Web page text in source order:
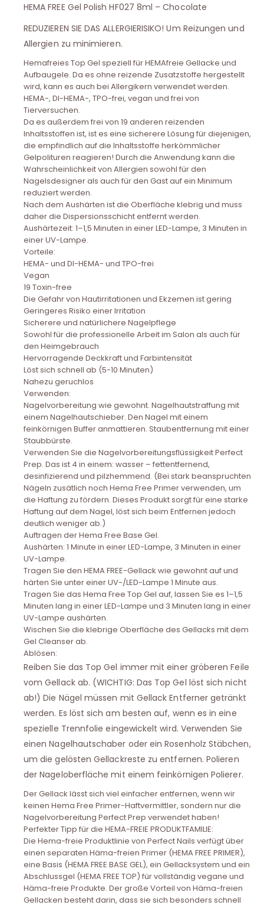
HEMA FREE Gel Polish HF027 8ml – Chocolate
REDUZIEREN SIE DAS ALLERGIERISIKO! Um Reizungen und
Allergien zu minimieren.
Hemafreies Top Gel speziell für HEMAfreie Gellacke und
Aufbaugele. Da es ohne reizende Zusatzstoffe hergestellt
wird, kann es auch bei Allergikern verwendet werden.
HEMA-, DI-HEMA-, TPO-frei, vegan und frei von
Tierversuchen.
Da es außerdem frei von 19 anderen reizenden
Inhaltsstoffen ist, ist es eine sicherere Lösung für diejenigen,
die empfindlich auf die Inhaltsstoffe herkömmlicher
Gelpolituren reagieren! Durch die Anwendung kann die
Wahrscheinlichkeit von Allergien sowohl für den
Nagelsdesigner als auch für den Gast auf ein Minimum
reduziert werden.
Nach dem Aushärten ist die Oberfläche klebrig und muss
daher die Dispersionsschicht entfernt werden.
Aushärtezeit: 1–1,5 Minuten in einer LED-Lampe, 3 Minuten in
einer UV-Lampe.
Vorteile:
HEMA- und DI-HEMA- und TPO-frei
Vegan
19 Toxin-free
Die Gefahr von Hautirritationen und Ekzemen ist gering
Geringeres Risiko einer Irritation
Sicherere und natürlichere Nagelpflege
Sowohl für die professionelle Arbeit im Salon als auch für
den Heimgebrauch
Hervorragende Deckkraft und Farbintensität
Löst sich schnell ab (5-10 Minuten)
Nahezu geruchlos
Verwenden:
Nagelvorbereitung wie gewohnt. Nagelhautstraffung mit
einem Nagelhautschieber. Den Nagel mit einem
feinkörnigen Buffer anmattieren. Staubentfernung mit einer
Staubbürste.
Verwenden Sie die Nagelvorbereitungsflüssigkeit Perfect
Prep. Das ist 4 in einem: wasser – fettentfernend,
desinfizierend und pilzhemmend. (Bei stark beanspruchten
Nägeln zusätlich noch Hema Free Primer verwenden, um
die Haftung zu fördern. Dieses Produkt sorgt für eine starke
Haftung auf dem Nagel, löst sich beim Entfernen jedoch
deutlich weniger ab.)
Auftragen der Hema Free Base Gel.
Aushärten: 1 Minute in einer LED-Lampe, 3 Minuten in einer
UV-Lampe.
Tragen Sie den HEMA FREE-Gellack wie gewohnt auf und
härten Sie unter einer UV-/LED-Lampe 1 Minute aus.
Tragen Sie das Hema Free Top Gel auf, lassen Sie es 1–1,5
Minuten lang in einer LED-Lampe und 3 Minuten lang in einer
UV-Lampe aushärten.
Wischen Sie die klebrige Oberfläche des Gellacks mit dem
Gel Cleanser ab.
Ablösen:
Reiben Sie das Top Gel immer mit einer gröberen Feile
vom Gellack ab. (WICHTIG: Das Top Gel löst sich nicht
ab!) Die Nägel müssen mit Gellack Entferner getränkt
werden. Es löst sich am besten auf, wenn es in eine
spezielle Trennfolie eingewickelt wird. Verwenden Sie
einen Nagelhautschaber oder ein Rosenholz Stäbchen,
um die gelösten Gellackreste zu entfernen. Polieren
der Nageloberfläche mit einem feinkörnigen Polierer.
Der Gellack lässt sich viel einfacher entfernen, wenn wir
keinen Hema Free Primer-Haftvermittler, sondern nur die
Nagelvorbereitung Perfect Prep verwendet haben!
Perfekter Tipp für die HEMA-FREIE PRODUKTFAMILIE:
Die Hema-freie Produktlinie von Perfect Nails verfügt über
einen separaten Häma-freien Primer (HEMA FREE PRIMER),
eine Basis (HEMA FREE BASE GEL), ein Gellacksystem und ein
Abschlussgel (HEMA FREE TOP) für vollständig vegane und
Häma-freie Produkte. Der große Vorteil von Häma-freien
Gellacken besteht darin, dass sie sich besonders schnell